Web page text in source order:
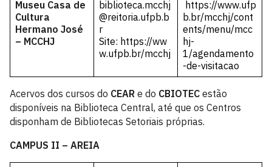
Museu Casa de
Cultura
Hermano José
– MCCHJ
biblioteca.mcchj
@reitoria.ufpb.b
r
Site: https://ww
w.ufpb.br/mcchj
https://www.ufp
b.br/mcchj/cont
ents/menu/mcc
hj-
1/agendamento
-de-visitacao
Acervos dos cursos do CEAR e do CBIOTEC estão
disponíveis na Biblioteca Central, até que os Centros
disponham de Bibliotecas Setoriais próprias.
CAMPUS II – AREIA